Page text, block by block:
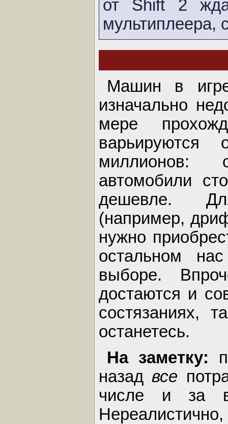
от Shift 2
мультиплеера,
Машин в
изначально
мере
миллионов:
автомобили
дешевле.
(например,
нужно
остальном
выборе.
достаются и
состязаниях,
останетесь.
На заметку:
назадвсе
числе и за